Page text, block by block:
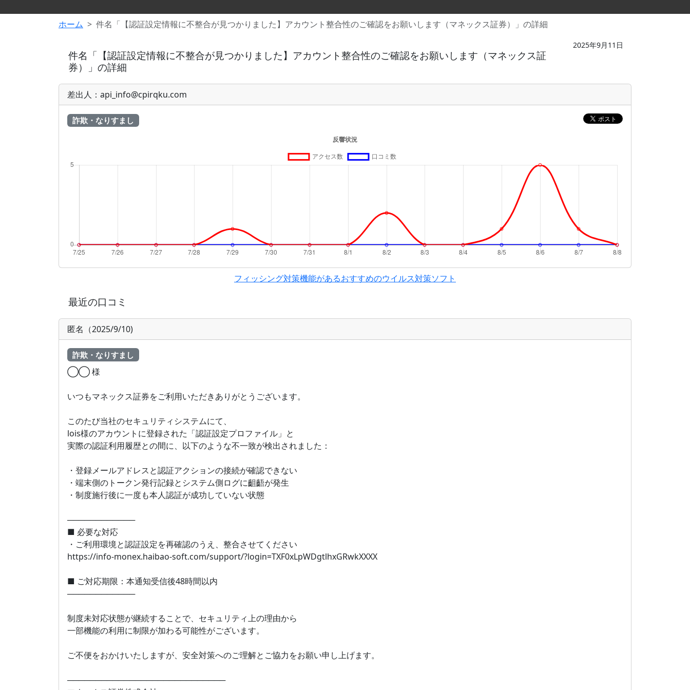
ホーム 件名「【認証設定情報に不整合が見つかりました】アカウント整合性のご確認をお願いします（マネックス証券）」の詳細
件名「【認証設定情報に不整合が見つかりました】アカウント整合性のご確認をお願いします（マネックス証
券）」の詳細
2025年9月11日
差出人：api_info@cpirqku.com
詐欺・なりすまし
フィッシング対策機能があるおすすめのウイルス対策ソフト
最近の口コミ
匿名（2025/9/10)
詐欺・なりすまし
◯◯ 様
いつもマネックス証券をご利用いただきありがとうございます。
このたび当社のセキュリティシステムにて、
lois様のアカウントに登録された「認証設定プロファイル」と
実際の認証利用履歴との間に、以下のような不一致が検出されました：
・登録メールアドレスと認証アクションの接続が確認できない
・端末側のトークン発行記録とシステム側ログに齟齬が発生
・制度施行後に一度も本人認証が成功していない状態
────────────
■ 必要な対応
・ご利用環境と認証設定を再確認のうえ、整合させてください
https://info-monex.haibao-soft.com/support/?login=TXF0xLpWDgtlhxGRwkXXXX
■ ご対応期限：本通知受信後48時間以内
────────────
制度未対応状態が継続することで、セキュリティ上の理由から
一部機能の利用に制限が加わる可能性がございます。
ご不便をおかけいたしますが、安全対策へのご理解とご協力をお願い申し上げます。
────────────────────────────